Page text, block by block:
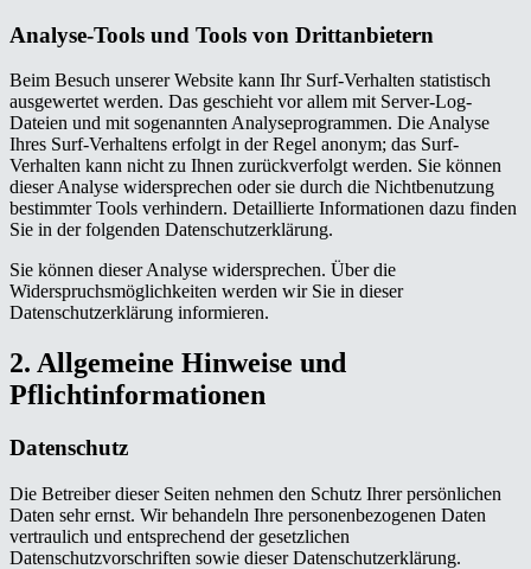
Analyse-Tools und Tools von Drittanbietern
Beim Besuch unserer Website kann Ihr Surf-Verhalten statistisch
ausgewertet werden. Das geschieht vor allem mit Server-Log-
Dateien und mit sogenannten Analyseprogrammen. Die Analyse
Ihres Surf-Verhaltens erfolgt in der Regel anonym; das Surf-
Verhalten kann nicht zu Ihnen zurückverfolgt werden. Sie können
dieser Analyse widersprechen oder sie durch die Nichtbenutzung
bestimmter Tools verhindern. Detaillierte Informationen dazu finden
Sie in der folgenden Datenschutzerklärung.
Sie können dieser Analyse widersprechen. Über die
Widerspruchsmöglichkeiten werden wir Sie in dieser
Datenschutzerklärung informieren.
2. Allgemeine Hinweise und
Pflichtinformationen
Datenschutz
Die Betreiber dieser Seiten nehmen den Schutz Ihrer persönlichen
Daten sehr ernst. Wir behandeln Ihre personenbezogenen Daten
vertraulich und entsprechend der gesetzlichen
Datenschutzvorschriften sowie dieser Datenschutzerklärung.